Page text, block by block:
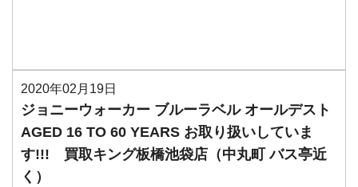
2020年02月19日
ジョニーウォーカー ブルーラベル オールデスト
AGED 16 TO 60 YEARS お取り扱いしていま
す!!! 買取キング板橋池袋店（中丸町 バス亭近
く）